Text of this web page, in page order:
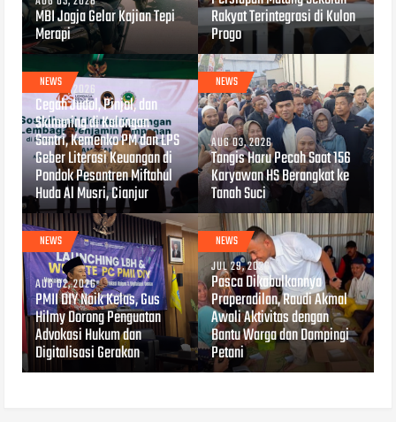
MBI Jogja Gelar Kajian Tepi
Merapi
Rakyat Terintegrasi di Kulon
Progo
NEWS
AUG 04, 2026
Cegah Judol, Pinjol, dan
Skimming di Kalangan
Santri, Kemenko PM dan LPS
Geber Literasi Keuangan di
Pondok Pesantren Miftahul
Huda Al Musri, Cianjur
NEWS
AUG 03, 2026
Tangis Haru Pecah Saat 156
Karyawan HS Berangkat ke
Tanah Suci
NEWS
AUG 02, 2026
PMII DIY Naik Kelas, Gus
Hilmy Dorong Penguatan
Advokasi Hukum dan
Digitalisasi Gerakan
NEWS
JUL 29, 2026
Pasca Dikabulkannya
Praperadilan, Raudi Akmal
Awali Aktivitas dengan
Bantu Warga dan Dampingi
Petani